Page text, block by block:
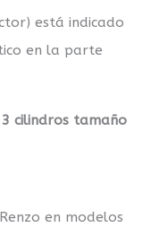
está indicado
en la parte
3 cilindros tamaño
en modelos